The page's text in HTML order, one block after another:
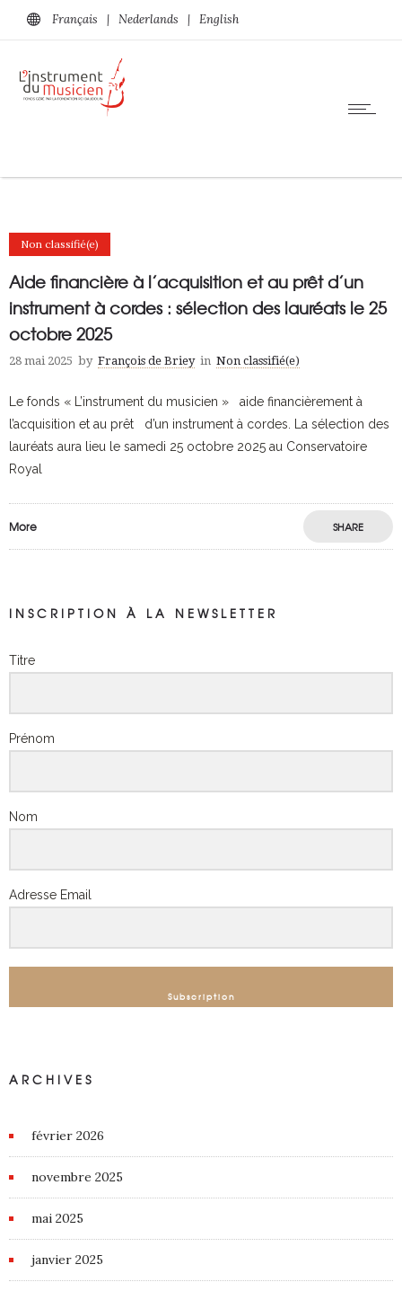
Français | Nederlands | English
Non classifié(e)
Aide financière à l’acquisition et au prêt d’un
instrument à cordes : sélection des lauréats le 25
octobre 2025
28 mai 2025 by François de Briey in Non classifié(e)
Le fonds « L’instrument du musicien » aide financièrement à
l’acquisition et au prêt d’un instrument à cordes. La sélection des
lauréats aura lieu le samedi 25 octobre 2025 au Conservatoire
Royal
More SHARE
INSCRIPTION À LA NEWSLETTER
Titre
Prénom
Nom
Adresse Email
Subscription
ARCHIVES
février 2026
novembre 2025
mai 2025
janvier 2025